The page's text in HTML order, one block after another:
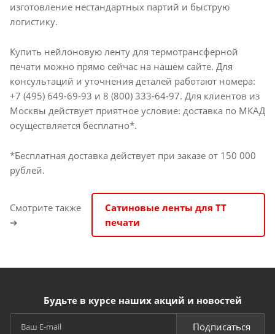
изготовление нестандартных партий и быструю
логистику.
Купить нейлоновую ленту для термотрансферной
печати можно прямо сейчас на нашем сайте. Для
консультаций и уточнения деталей работают номера:
+7 (495) 649-69-93 и 8 (800) 333-64-97. Для клиентов из
Москвы действует приятное условие: доставка по МКАД
осуществляется бесплатно*.
*Бесплатная доставка действует при заказе от 150 000
рублей.
Смотрите также
➔
Сатиновые ленты для ТТ
печати
Будьте в курсе наших акций и новостей
Подписаться